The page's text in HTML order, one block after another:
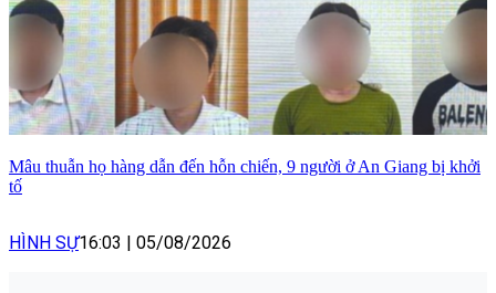
Mâu thuẫn họ hàng dẫn đến hỗn chiến, 9 người ở An Giang bị khởi
tố
HÌNH SỰ16:03 05/08/2026